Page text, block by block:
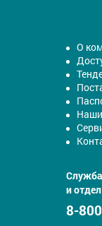
О
и
8-